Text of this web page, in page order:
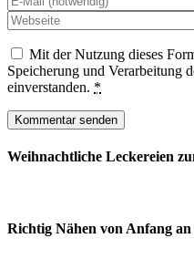
Mit der Nutzung dieses
Speicherung und Verarbeitung
einverstanden. *
Weihnachtliche Leckereien
Richtig Nähen von Anfang an